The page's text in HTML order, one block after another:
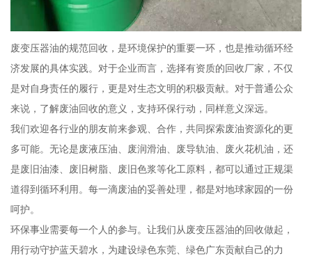
废变压器油的规范回收，是环境保护的重要一环，也是推动循环经
济发展的具体实践。对于企业而言，选择有资质的回收厂家，不仅
是对自身责任的履行，更是对生态文明的积极贡献。对于普通公众
来说，了解废油回收的意义，支持环保行动，同样意义深远。
我们欢迎各行业的朋友前来参观、合作，共同探索废油资源化的更
多可能。无论是废液压油、废润滑油、废导轨油、废火花机油，还
是废旧油漆、废旧树脂、废旧色浆等化工原料，都可以通过正规渠
道得到循环利用。每一滴废油的妥善处理，都是对地球家园的一份
呵护。
环保事业需要每一个人的参与。让我们从废变压器油的回收做起，
用行动守护蓝天碧水，为建设绿色东莞、绿色广东贡献自己的力